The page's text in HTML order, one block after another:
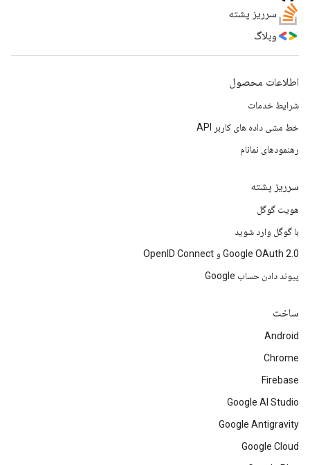
سرریز پشته
وبلاگ
اطلاعات محصول
شرایط خدمات
خط مشی داده های کاربر API
رهنمودهای نمانام
سرریز پشته
هویت گوگل
با گوگل وارد شوید
Google OAuth 2.0 و OpenID Connect
پیوند دادن حساب Google
ساخت
Android
Chrome
Firebase
Google AI Studio
Google Antigravity
Google Cloud